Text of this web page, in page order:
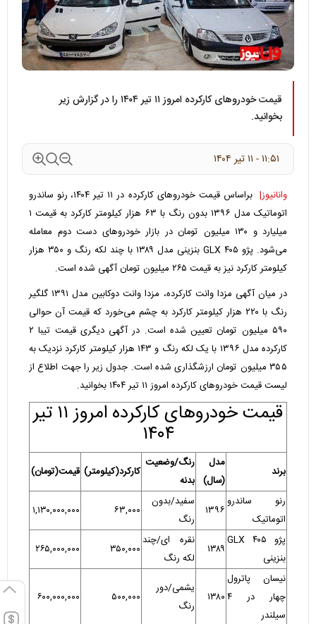
قیمت خودروهای کارکرده امروز ۱۱ تیر ۱۴۰۴ را در گزارش زیر
بخوانید.
۱۱:۵۱ - ۱۱ تير ۱۴۰۴
وانانیوز|
براساس قیمت خودروهای کارکرده در ۱۱ تیر ۱۴۰۴، رنو ساندرو
اتوماتیک مدل ۱۳۹۶ بدون رنگ با ۶۳ هزار کیلومتر کارکرد به قیمت ۱
میلیارد و ۱۳۰ میلیون تومان در بازار خودروهای دست دوم معامله
می‌شود. پژو ۴۰۵ GLX بنزینی مدل ۱۳۸۹ با چند لکه رنگ و ۳۵۰ هزار
کیلومتر کارکرد نیز به قیمت ۲۶۵ میلیون تومان آگهی شده است.
در میان آگهی مزدا وانت کارکرده، مزدا وانت دوکابین مدل ۱۳۹۱ گلگیر
رنگ با ۲۲۰ هزار کیلومتر کارکرد به چشم می‌خورد که قیمت آن حوالی
۵۹۰ میلیون تومان تعیین شده است. در آگهی دیگری قیمت تیبا ۲
کارکرده مدل ۱۳۹۶ با یک لکه رنگ و ۱۴۳ هزار کیلومتر کارکرد نزدیک به
۳۵۵ میلیون تومان ارزشگذاری شده است. جدول زیر را جهت اطلاع از
لیست قیمت خودروهای کارکرده امروز ۱۱ تیر ۱۴۰۴ بخوانید.
قیمت خودروهای کارکرده امروز ۱۱ تیر
۱۴۰۴
برند
مدل
(سال)
رنگ/وضعیت
بدنه
کارکرد(کیلومتر) قیمت(تومان)
رنو ساندرو
اتوماتیک
۱۳۹۶
سفید/بدون
رنگ
۶۳,۰۰۰
۱,۱۳۰,۰۰۰,۰۰۰
پژو ۴۰۵ GLX
بنزینی
۱۳۸۹
نقره ای/چند
لکه رنگ
۳۵۰,۰۰۰
۲۶۵,۰۰۰,۰۰۰
نیسان پاترول
چهار در ۴
سیلندر
۱۳۸۰
یشمی/دور
رنگ
۵۰۰,۰۰۰ ۶۰۰,۰۰۰,۰۰۰